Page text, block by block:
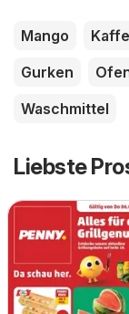
Mango
Gurken
Waschmittel
Liebste